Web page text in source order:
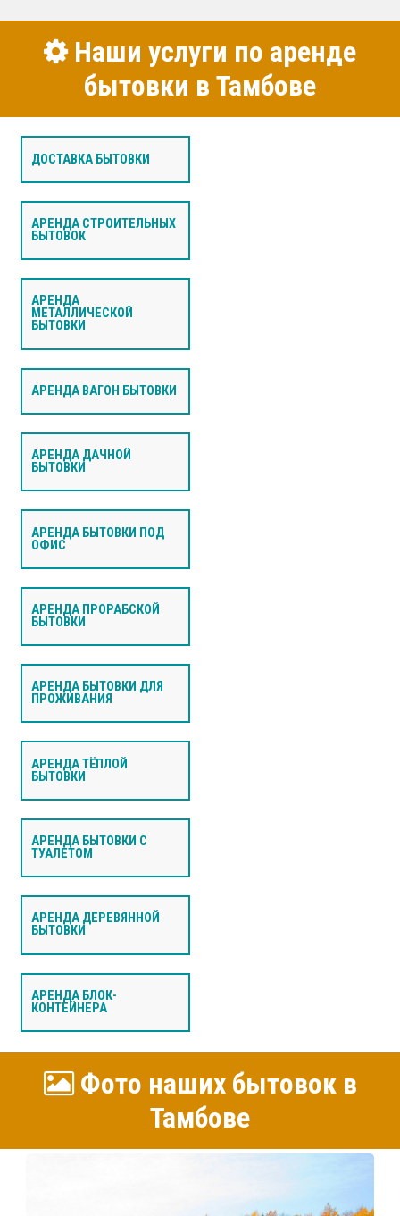
Наши услуги по аренде
бытовки в Тамбове
ДОСТАВКА БЫТОВКИ
АРЕНДА СТРОИТЕЛЬНЫХ
БЫТОВОК
АРЕНДА
МЕТАЛЛИЧЕСКОЙ
БЫТОВКИ
АРЕНДА ВАГОН БЫТОВКИ
АРЕНДА ДАЧНОЙ
БЫТОВКИ
АРЕНДА БЫТОВКИ ПОД
ОФИС
АРЕНДА ПРОРАБСКОЙ
БЫТОВКИ
АРЕНДА БЫТОВКИ ДЛЯ
ПРОЖИВАНИЯ
АРЕНДА ТЁПЛОЙ
БЫТОВКИ
АРЕНДА БЫТОВКИ С
ТУАЛЕТОМ
АРЕНДА ДЕРЕВЯННОЙ
БЫТОВКИ
АРЕНДА БЛОК-
КОНТЕЙНЕРА
Фото наших бытовок в
Тамбове